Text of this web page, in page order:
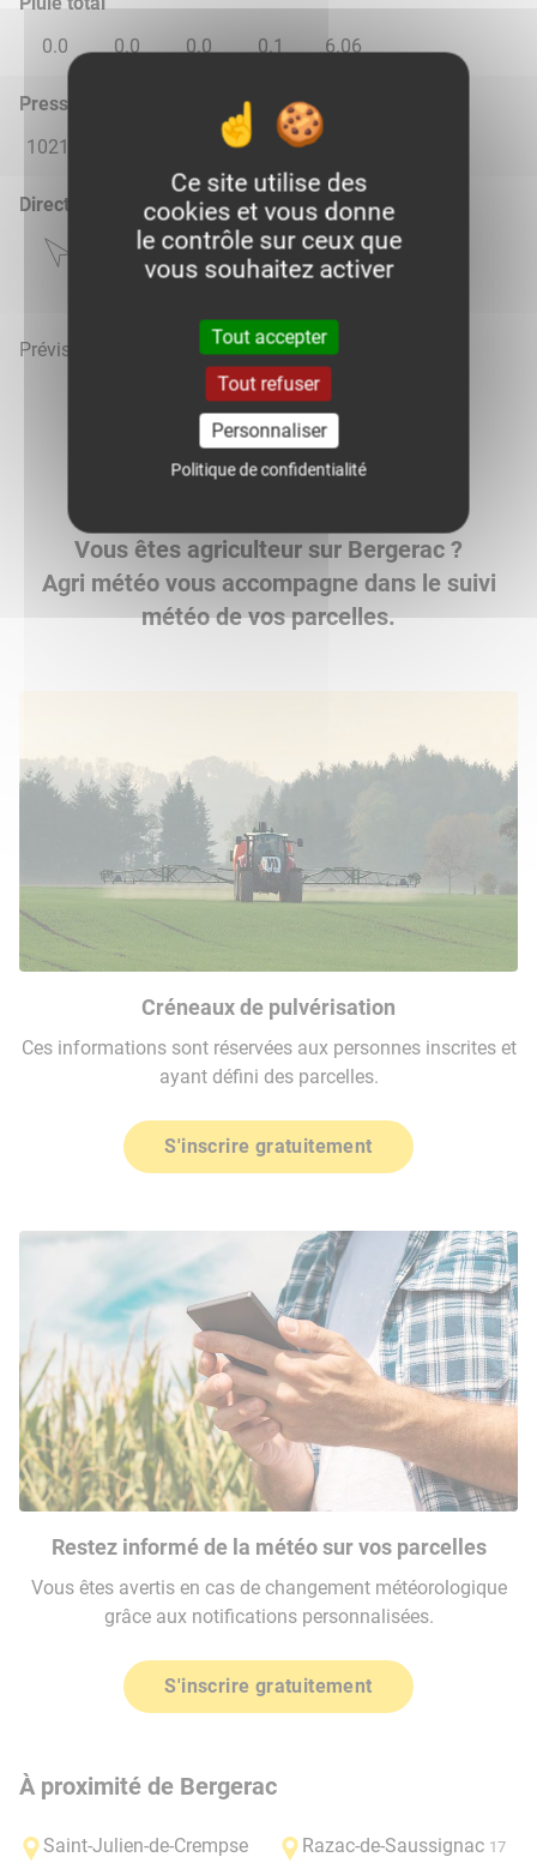
0.0
0.0 0.0 0.1 6.06
Pression atmosphérique (hPa)
1021.0
1013.0 1011.0 1016.0
Direction du vent
Prévisions météo mises à jour le 6 août 2026 à 19h
Voir la météo heure par heure
Vous êtes agriculteur sur Bergerac ?
Agri météo vous accompagne dans le suivi
météo de vos parcelles.
Créneaux de pulvérisation
Ces informations sont réservées aux personnes inscrites et
ayant défini des parcelles.
S'inscrire gratuitement
Restez informé de la météo sur vos parcelles
Vous êtes avertis en cas de changement météorologique
grâce aux notifications personnalisées.
S'inscrire gratuitement
À proximité de Bergerac
Saint-Julien-de-Crempse Razac-de-Saussignac 17
Ce site utilise des
cookies et vous donne
le contrôle sur ceux que
vous souhaitez activer
Tout accepter
Tout refuser
Personnaliser
Politique de confidentialité